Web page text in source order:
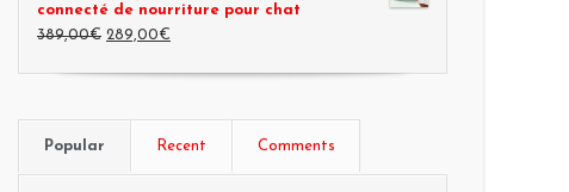
connecté de nourriture pour chat
389,00€ 289,00€
Popular Recent Comments